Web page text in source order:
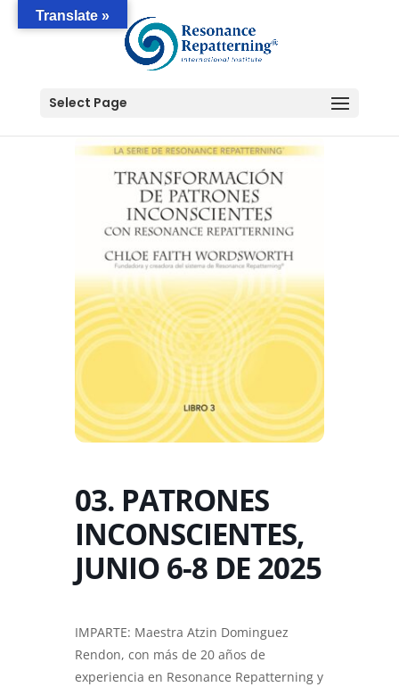
Select Page
03. PATRONES
INCONSCIENTES,
JUNIO 6-8 DE 2025
IMPARTE: Maestra Atzin Dominguez
Rendon, con más de 20 años de
experiencia en Resonance Repatterning y
Translate »